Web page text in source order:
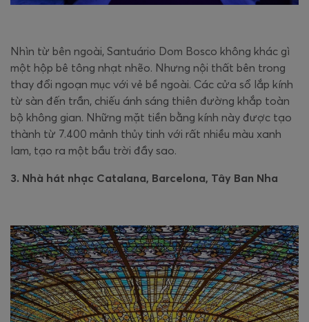
Nhìn từ bên ngoài, Santuário Dom Bosco không khác gì
một hộp bê tông nhạt nhẽo. Nhưng nội thất bên trong
thay đổi ngoạn mục với vẻ bề ngoài. Các cửa sổ lắp kính
từ sàn đến trần, chiếu ánh sáng thiên đường khắp toàn
bộ không gian. Những mặt tiền bằng kính này được tạo
thành từ 7.400 mảnh thủy tinh với rất nhiều màu xanh
lam, tạo ra một bầu trời đầy sao.
3. Nhà hát nhạc Catalana, Barcelona, Tây Ban Nha